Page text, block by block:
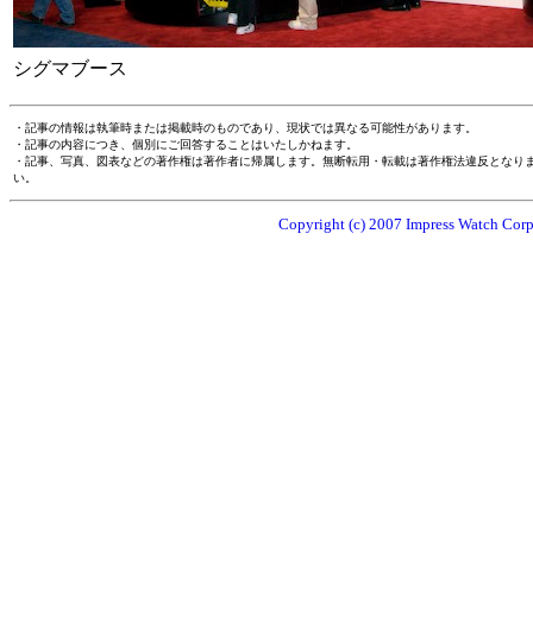
シグマブース
・記事の情報は執筆時または掲載時のものであり、現状では異なる可能性があります。
・記事の内容につき、個別にご回答することはいたしかねます。
・記事、写真、図表などの著作権は著作者に帰属します。無断転用・転載は著作権法違反とな
い。
Copyright (c) 2007 Impress Watch